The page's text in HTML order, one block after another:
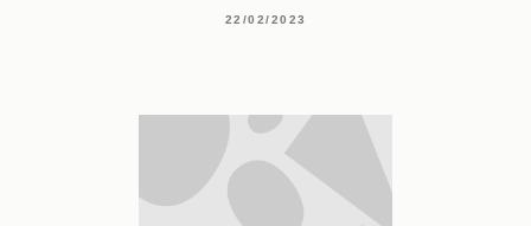
22/02/2023